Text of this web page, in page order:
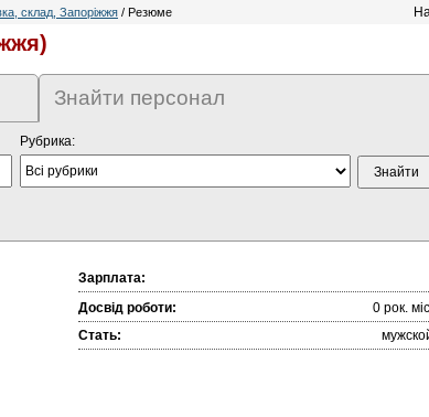
склад, Запоріжжя / Резюме
Знайти персонал
Рубрика:
Зарплата:
Досвід роботи:
0 рок.
Стать: